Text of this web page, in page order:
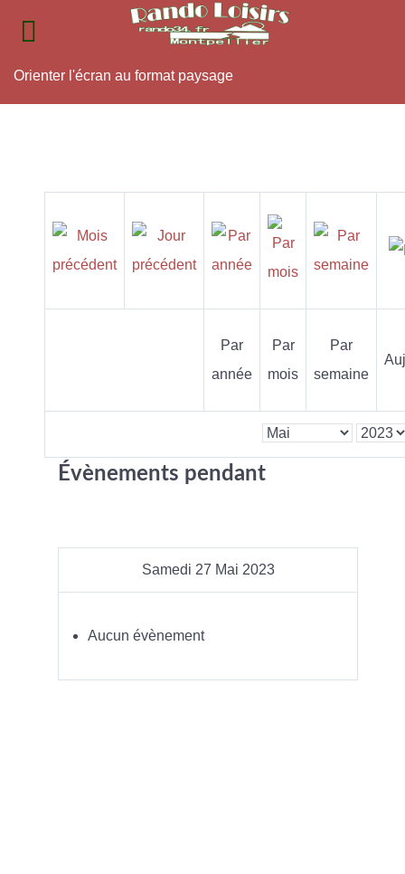
Orienter l'écran au format paysage
Par
année
Par
mois
Par
semaine
Évènements pendant
Samedi 27 Mai 2023
Aucun évènement